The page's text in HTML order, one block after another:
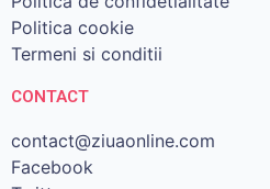
Politica cookie
Termeni si conditii
CONTACT
contact@ziuaonline.com
Facebook